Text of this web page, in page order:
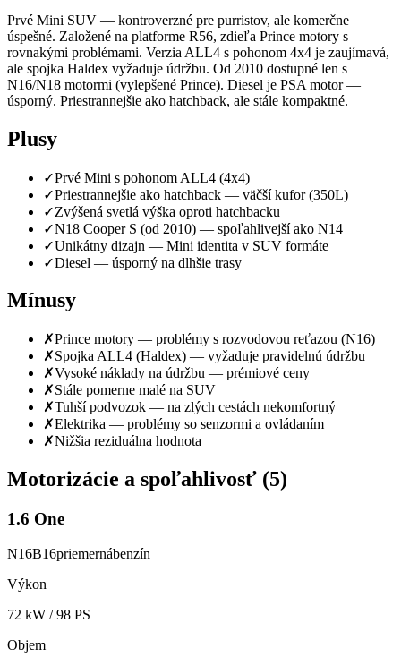
Prvé Mini SUV — kontroverzné pre purristov, ale komerčne
úspešné. Založené na platforme R56, zdieľa Prince motory s
rovnakými problémami. Verzia ALL4 s pohonom 4x4 je zaujímavá,
ale spojka Haldex vyžaduje údržbu. Od 2010 dostupné len s
N16/N18 motormi (vylepšené Prince). Diesel je PSA motor —
úsporný. Priestrannejšie ako hatchback, ale stále kompaktné.
Plusy
✓Prvé Mini s pohonom ALL4 (4x4)
✓Priestrannejšie ako hatchback — väčší kufor (350L)
✓Zvýšená svetlá výška oproti hatchbacku
✓N18 Cooper S (od 2010) — spoľahlivejší ako N14
✓Unikátny dizajn — Mini identita v SUV formáte
✓Diesel — úsporný na dlhšie trasy
Mínusy
✗Prince motory — problémy s rozvodovou reťazou (N16)
✗Spojka ALL4 (Haldex) — vyžaduje pravidelnú údržbu
✗Vysoké náklady na údržbu — prémiové ceny
✗Stále pomerne malé na SUV
✗Tuhší podvozok — na zlých cestách nekomfortný
✗Elektrika — problémy so senzormi a ovládaním
✗Nižšia reziduálna hodnota
Motorizácie a spoľahlivosť (5)
1.6 One
N16B16priemernábenzín
Výkon
72 kW /98 PS
Objem